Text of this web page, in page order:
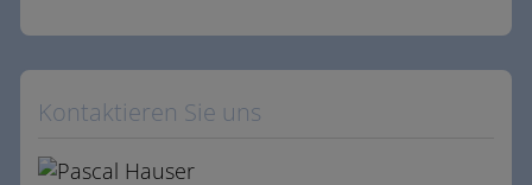
Kontaktieren Sie uns